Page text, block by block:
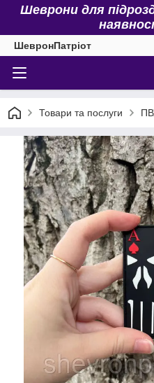
Шеврони для
ШевронПатріот
Товари та послуги